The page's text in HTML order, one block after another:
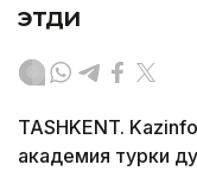
этди
TASHKENT.
академия турки